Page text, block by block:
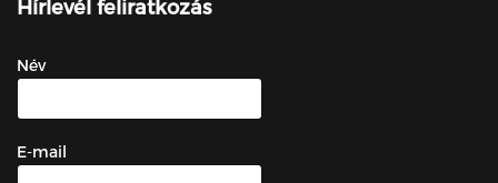
Hírlevél feliratkozás
Név
E-mail